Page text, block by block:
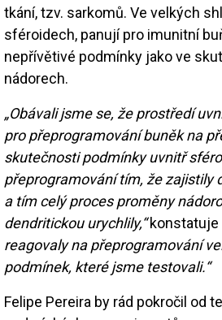
tkání, tzv. sarkomů. Ve velkých
sféroidech, panují pro imunitní
nepřívětivé podmínky jako ve
nádorech.
„Obávali jsme se, že prostředí
pro přeprogramování buněk na
skutečnosti podmínky uvnitř
přeprogramování tím, že zajistily
a tím celý proces proměny
dendritickou urychlily,“konstatuje
reagovaly na přeprogramování
podmínek, které jsme testovali.“
Felipe Pereira by rád pokročil od